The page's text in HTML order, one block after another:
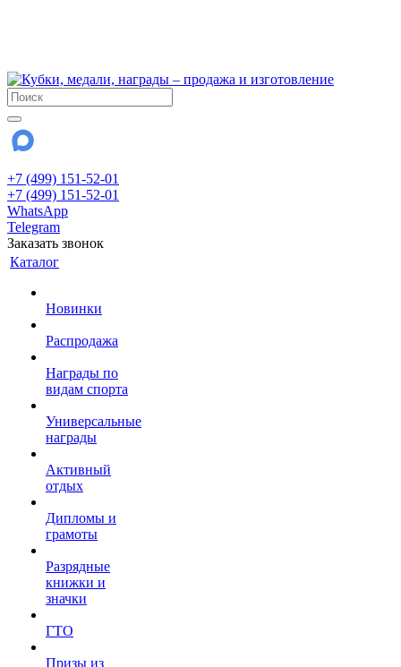
+7 (499) 151-52-01
+7 (499) 151-52-01
WhatsApp
Telegram
Заказать звонок
Каталог
Новинки
Распродажа
Награды по
видам спорта
Универсальные
награды
Активный
отдых
Дипломы и
грамоты
Разрядные
книжки и
значки
ГТО
Призы из